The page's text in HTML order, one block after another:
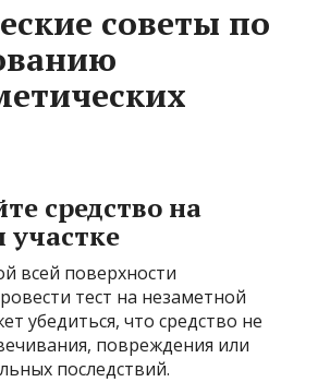
советы по
средство на
всей поверхности
тест на незаметной
убедиться, что средство не
повреждения или
последствий.